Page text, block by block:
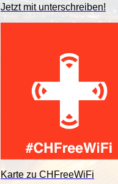
Jetzt mit unterschreiben!
Karte zu CHFreeWiFi